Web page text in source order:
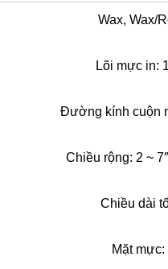
Wax, Wax/
Lõi mực in:
Đường kính cuộn
Chiều rộng: 2 ~
Chiều dài
Mặt mực: